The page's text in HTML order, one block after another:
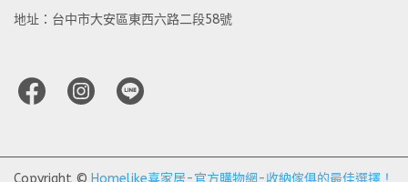
地址：台中市大安區東西六路二段58號
Copyright © Homelike喜家居-官方購物網-收納傢俱的最佳選擇！